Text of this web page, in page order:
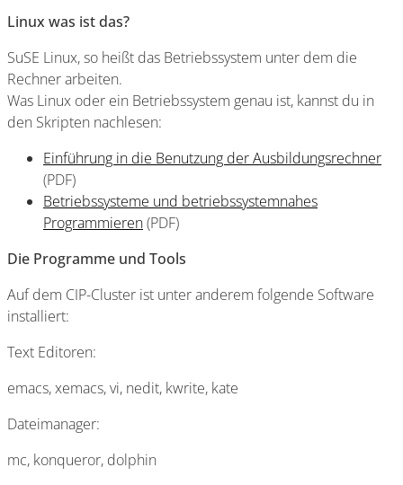
Linux was ist das?
SuSE Linux, so heißt das Betriebssystem unter dem die
Rechner arbeiten.
Was Linux oder ein Betriebssystem genau ist, kannst du in
den Skripten nachlesen:
Einführung in die Benutzung der Ausbildungsrechner
(PDF)
Betriebssysteme und betriebssystemnahes
Programmieren(PDF)
Die Programme und Tools
Auf dem CIP-Cluster ist unter anderem folgende Software
installiert:
Text Editoren:
emacs, xemacs, vi, nedit, kwrite, kate
Dateimanager:
mc, konqueror, dolphin